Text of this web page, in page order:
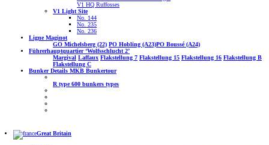
V1 HQ Ruffosses
V1 Light Site
No. 144
No. 235
No. 236
Ligne Maginot
GO Michelsberg (22) PO Hobling (A23)PO Boussé (A24)
Führerhauptquartier ‘Wolfsschlucht 2’
Margival Laffaux Flakstellung 7 Flakstellung 15 Flakstellung 16 Flakstellung B
Flakstellung C
Bunker Details MKB Bunkertour
R type600 bunkers types
Great Britain